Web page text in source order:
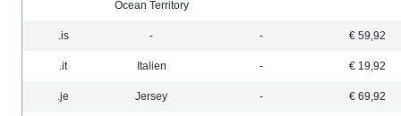
Ocean Territory
.is - - € 59,92
.it Italien - € 19,92
.je Jersey - € 69,92